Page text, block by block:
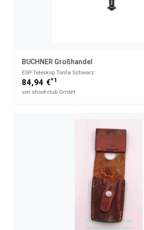
BUCHNER Großhandel
ESP Teleskop Tonfa Schwarz
84,94 €*1
von shoot-club GmbH